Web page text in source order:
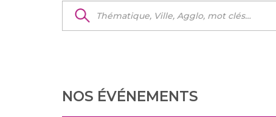
Rechercher
NOS ÉVÉNEMENTS